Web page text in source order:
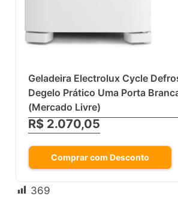
Geladeira Electrolux Cycle
Degelo Prático Uma Porta
(Mercado Livre)
R$ 2.070,05
Comprar com Desconto
369